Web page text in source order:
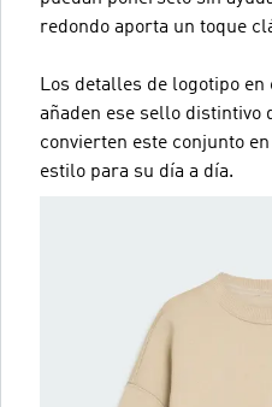
redondo aporta un toque
Los detalles de logotipo
añaden ese sello distintivo
convierten este conjunto
estilo para su día a día.